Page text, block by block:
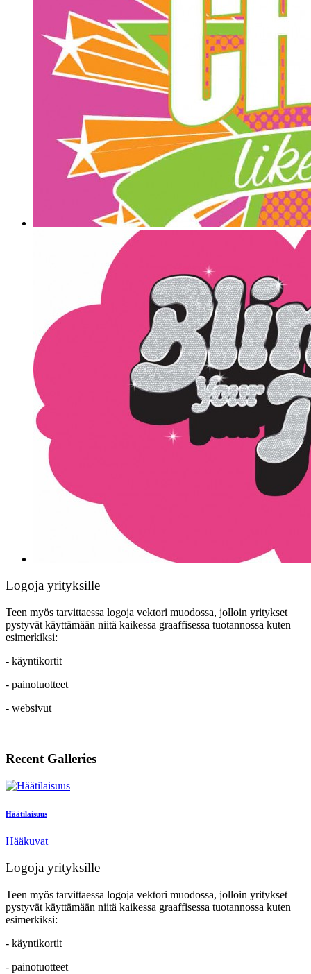
Logoja yrityksille
Teen myös tarvittaessa logoja vektori muodossa, jolloin yritykset
pystyvät käyttämään niitä kaikessa graaffisessa tuotannossa kuten
esimerkiksi:
- käyntikortit
- painotuotteet
- websivut
Recent Galleries
Häätilaisuus
Hääkuvat
Logoja yrityksille
Teen myös tarvittaessa logoja vektori muodossa, jolloin yritykset
pystyvät käyttämään niitä kaikessa graaffisessa tuotannossa kuten
esimerkiksi:
- käyntikortit
- painotuotteet